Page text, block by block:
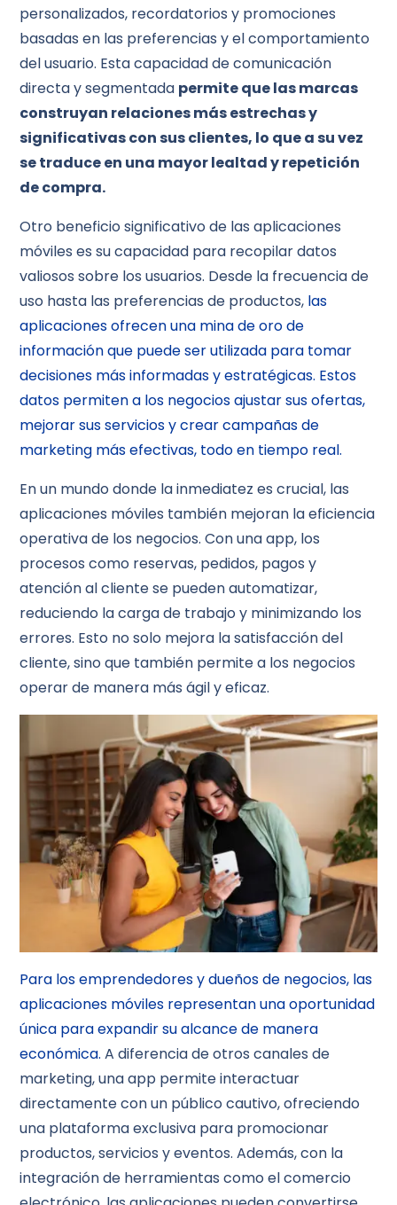
personalizados, recordatorios y promociones
basadas en las preferencias y el comportamiento
del usuario. Esta capacidad de comunicación
directa y segmentada permite que las marcas
construyan relaciones más estrechas y
significativas con sus clientes, lo que a su vez
se traduce en una mayor lealtad y repetición
de compra.
Otro beneficio significativo de las aplicaciones
móviles es su capacidad para recopilar datos
valiosos sobre los usuarios. Desde la frecuencia de
uso hasta las preferencias de productos, las
aplicaciones ofrecen una mina de oro de
información que puede ser utilizada para tomar
decisiones más informadas y estratégicas. Estos
datos permiten a los negocios ajustar sus ofertas,
mejorar sus servicios y crear campañas de
marketing más efectivas, todo en tiempo real.
En un mundo donde la inmediatez es crucial, las
aplicaciones móviles también mejoran la eficiencia
operativa de los negocios. Con una app, los
procesos como reservas, pedidos, pagos y
atención al cliente se pueden automatizar,
reduciendo la carga de trabajo y minimizando los
errores. Esto no solo mejora la satisfacción del
cliente, sino que también permite a los negocios
operar de manera más ágil y eficaz.
Para los emprendedores y dueños de negocios, las
aplicaciones móviles representan una oportunidad
única para expandir su alcance de manera
económica.A diferencia de otros canales de
marketing, una app permite interactuar
directamente con un público cautivo, ofreciendo
una plataforma exclusiva para promocionar
productos, servicios y eventos. Además, con la
integración de herramientas como el comercio